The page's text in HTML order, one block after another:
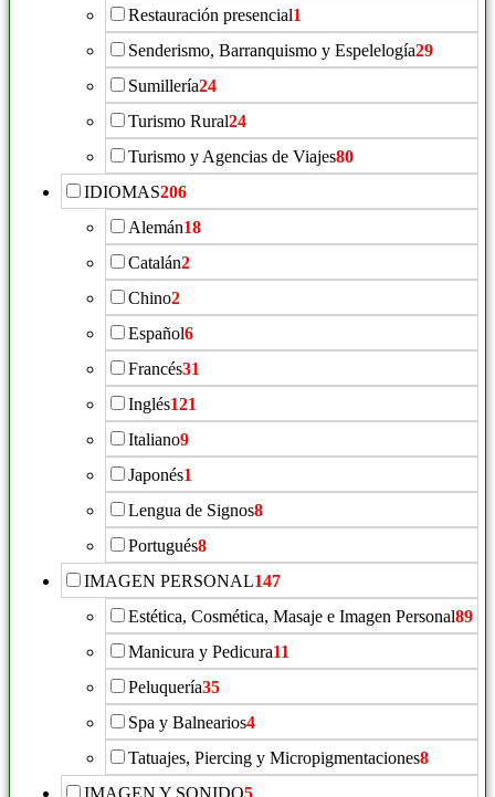
Restauración presencial1
Senderismo, Barranquismo y Espelelogía29
Sumillería24
Turismo Rural24
Turismo y Agencias de Viajes80
IDIOMAS206
Alemán18
Catalán2
Chino2
Español6
Francés31
Inglés121
Italiano9
Japonés1
Lengua de Signos8
Portugués8
IMAGEN PERSONAL147
Estética, Cosmética, Masaje e Imagen Personal89
Manicura y Pedicura11
Peluquería35
Spa y Balnearios4
Tatuajes, Piercing y Micropigmentaciones8
IMAGEN Y SONIDO5